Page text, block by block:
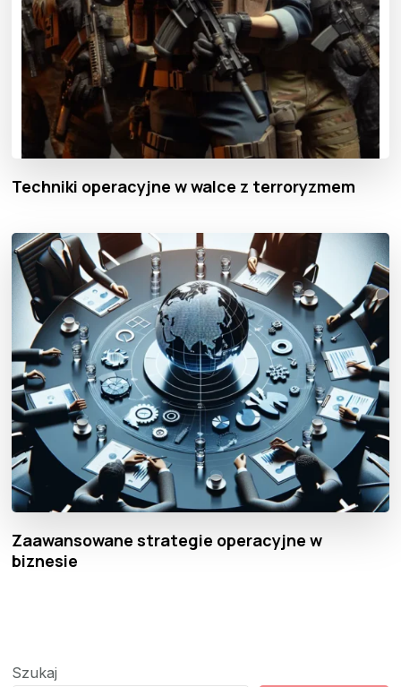
Techniki operacyjne w walce z terroryzmem
Zaawansowane strategie operacyjne w
biznesie
Szukaj